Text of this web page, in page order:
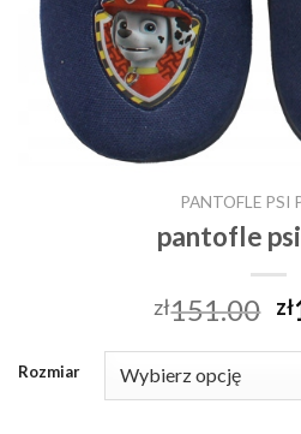
PANTOFLE PSI
pantofle
zł151.00 zł
Rozmiar